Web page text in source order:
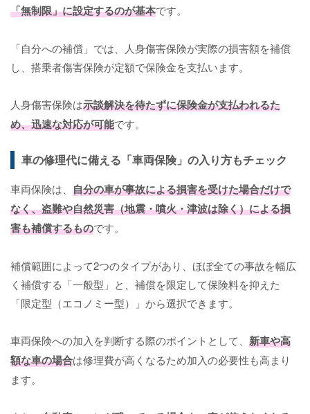
「無制限」に設定するのが基本です。
「自分への補償」では、人身傷害保険が実際の損害額を補償
し、搭乗者傷害保険が定額で保険金を支払います。
人身傷害保険は示談解決を待たずに保険金が支払われるた
め、迅速な対応が可能です。
車の修理代に備える「車両保険」の入り方もチェック
車両保険は、 自分の車が事故による損害を受けた場合だけで
なく、盗難や自然災害（地震・噴火・津波は除く）による損
害も補償するものです。
補償範囲によって2つのタイプがあり、ほぼ全ての事故を幅広
く補償する「一般型」と、補償を限定して保険料を抑えた
「限定型（エコノミー型）」から選択できます。
車両保険への加入を判断する際のポイントとして、 新車や高
額な車の場合は修理費が高くなるため加入の必要性も高まり
ます。